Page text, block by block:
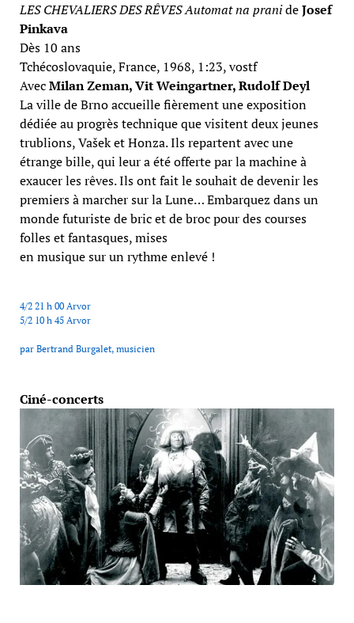
LES CHEVALIERS DES RÊVES Automat na pranideJosef
Pinkava
Dès 10 ans
Tchécoslovaquie, France, 1968, 1:23, vostf
AvecMilan Zeman, Vit Weingartner, Rudolf Deyl
La ville de Brno accueille fièrement une exposition
dédiée au progrès technique que visitent deux jeunes
trublions, Vašek et Honza. Ils repartent avec une
étrange bille, qui leur a été offerte par la machine à
exaucer les rêves. Ils ont fait le souhait de devenir les
premiers à marcher sur la Lune… Embarquez dans un
monde futuriste de bric et de broc pour des courses
folles et fantasques, mises
en musique sur un rythme enlevé !
4/2 21 h 00 Arvor
5/2 10 h 45 Arvor
par Bertrand Burgalet, musicien
Ciné-concerts